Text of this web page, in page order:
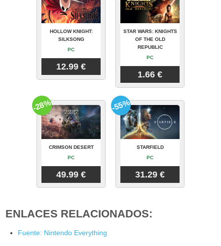
HOLLOW KNIGHT:
SILKSONG
PC
12.99 €
STAR WARS: KNIGHTS
OF THE OLD
REPUBLIC
PC
1.66 €
CRIMSON DESERT
PC
49.99 €
-28%
STARFIELD
PC
31.29 €
-55%
ENLACES RELACIONADOS:
Fuente: Nintendo Everything